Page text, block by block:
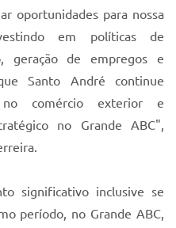
oportunidades para nossa
em políticas de
geração de empregos e
Santo André continue
no comércio exterior e
no Grande ABC",
significativo inclusive se
período, no Grande ABC,